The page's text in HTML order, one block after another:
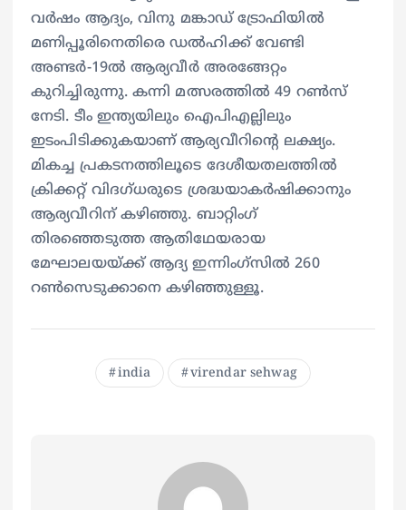
വർഷം ആദ്യം, വിനു മങ്കാഡ് ട്രോഫിയിൽ
മണിപ്പൂരിനെതിരെ ഡൽഹിക്ക് വേണ്ടി
അണ്ടർ-19ൽ ആര്യവീർ അരങ്ങേറ്റം
കുറിച്ചിരുന്നു. കന്നി മത്സരത്തിൽ 49 റൺസ്
നേടി. ടീം ഇന്ത്യയിലും ഐപിഎല്ലിലും
ഇടംപിടിക്കുകയാണ് ആര്യവീറിന്റെ ലക്ഷ്യം.
മികച്ച പ്രകടനത്തിലൂടെ ദേശീയതലത്തിൽ
ക്രിക്കറ്റ് വിദ​ഗ്ധരുടെ ശ്രദ്ധയാകർഷിക്കാനും
ആര്യവീറിന് കഴിഞ്ഞു. ബാറ്റിംഗ്
തിരഞ്ഞെടുത്ത ആതിഥേയരായ
മേഘാലയയ്ക്ക് ആദ്യ ഇന്നിംഗ്സിൽ 260
റൺസെടുക്കാനെ കഴിഞ്ഞുള്ളൂ.
india virendar sehwag